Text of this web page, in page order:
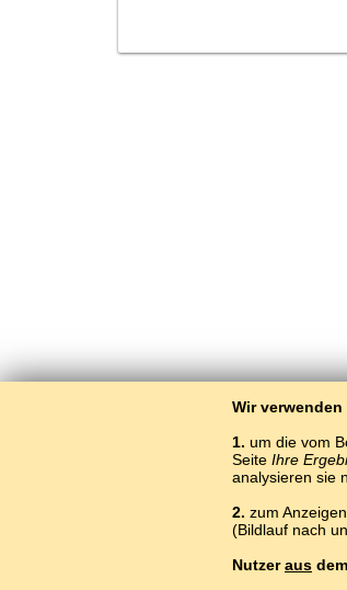
Wir
1. um die vom
Seite Ihre
analysieren sie
2. zum
(Bildlauf nach
Nutzeraus